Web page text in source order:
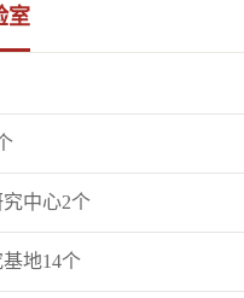
室
中心2个
地14个